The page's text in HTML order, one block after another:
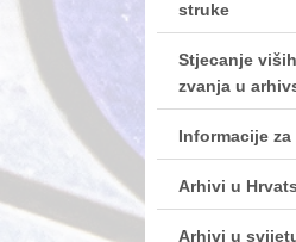
struke
Stjecanje
zvanja u
Informacije
Arhivi u
Arhivi u